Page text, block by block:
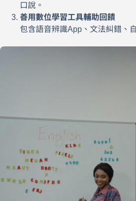
口說。
善用數位學習工具輔助回饋
包含語音辨識App、文法糾錯、